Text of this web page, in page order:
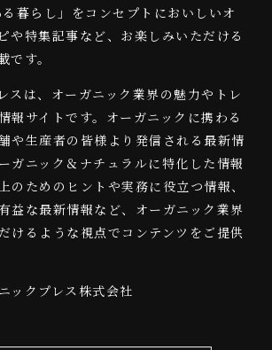
暮らし」をコンセプトにおいしいオ
や特集記事など、お楽しみいただける
です。
スは、オーガニック業界の魅力やトレ
報サイトです。オーガニックに携わる
や生産者の皆様より発信される最新情
ガニック＆ナチュラルに特化した情報
のためのヒントや実務に役立つ情報、
益な最新情報など、オーガニック業界
けるような視点でコンテンツをご提供
ックプレス株式会社